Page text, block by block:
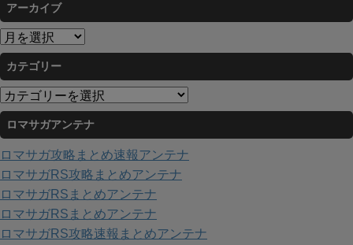
アーカイブ
ア
ー
カ
イ
ブ
カテゴリー
カ
テ
ゴ
リ
ー
ロマサガアンテナ
ロマサガ攻略まとめ速報アンテナ
ロマサガRS攻略まとめアンテナ
ロマサガRSまとめアンテナ
ロマサガRSまとめアンテナ
ロマサガRS攻略速報まとめアンテナ